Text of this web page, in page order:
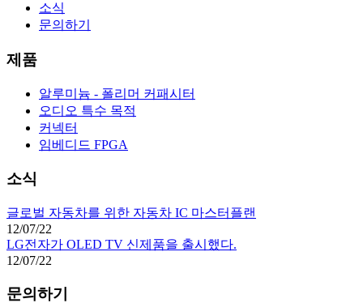
소식
문의하기
제품
알루미늄 - 폴리머 커패시터
오디오 특수 목적
커넥터
임베디드 FPGA
소식
글로벌 자동차를 위한 자동차 IC 마스터플랜
12/07/22
LG전자가 OLED TV 신제품을 출시했다.
12/07/22
문의하기